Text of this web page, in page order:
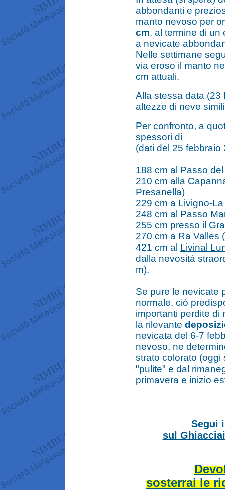
abbondanti e
manto nevoso per
cm, al termine di un
a nevicate
Nelle settimane
via eroso il manto
cm attuali.
Alla stessa data
altezze di neve
Per confronto, a
spessori di
(dati del 25 febbraio
188 cm al Passo
210 cm alla
Presanella)
229 cm a Livigno-
248 cm al Passo
255 cm presso il
270 cm a Ra Valles
421 cm al Livinal
dalla nevosità
m).
Se pure le nevicate
normale, ciò
importanti perdite
la rilevante
nevicata del 6-7
nevoso, ne
strato colorato
"pulite" e dal
primavera e inizio
Segui
sul
sosterrai le